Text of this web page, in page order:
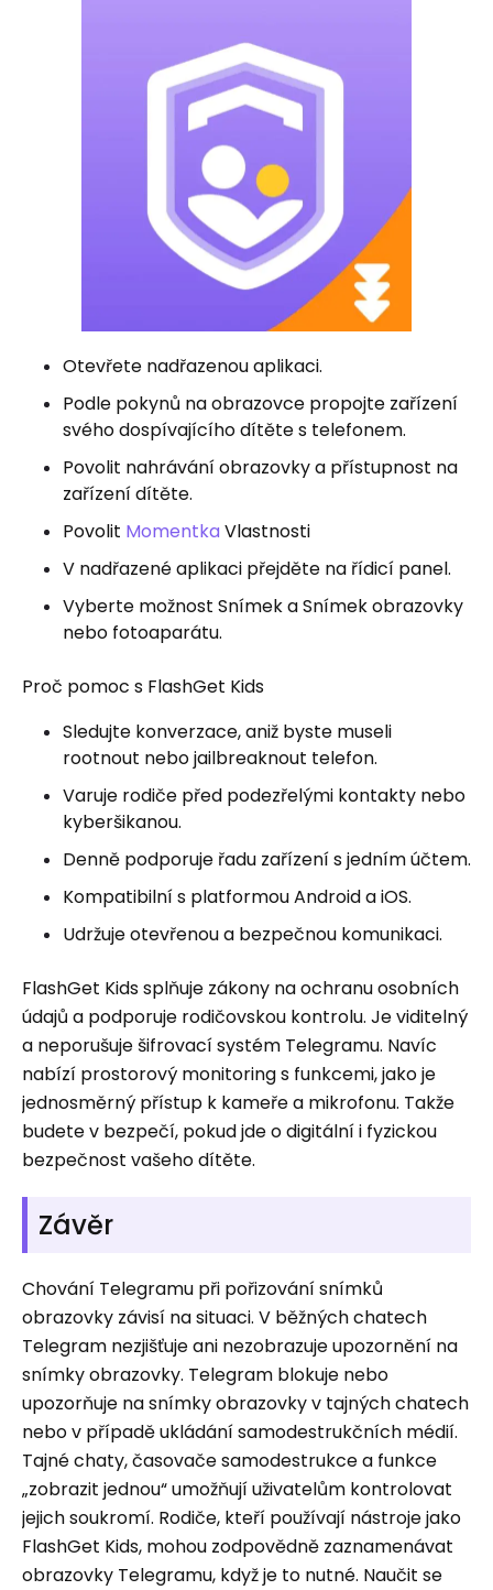
Otevřete nadřazenou aplikaci.
Podle pokynů na obrazovce propojte zařízení
svého dospívajícího dítěte s telefonem.
Povolit nahrávání obrazovky a přístupnost na
zařízení dítěte.
Povolit Momentka Vlastnosti
V nadřazené aplikaci přejděte na řídicí panel.
Vyberte možnost Snímek a Snímek obrazovky
nebo fotoaparátu.
Proč pomoc s FlashGet Kids
Sledujte konverzace, aniž byste museli
rootnout nebo jailbreaknout telefon.
Varuje rodiče před podezřelými kontakty nebo
kyberšikanou.
Denně podporuje řadu zařízení s jedním účtem.
Kompatibilní s platformou Android a iOS.
Udržuje otevřenou a bezpečnou komunikaci.
FlashGet Kids splňuje zákony na ochranu osobních
údajů a podporuje rodičovskou kontrolu. Je viditelný
a neporušuje šifrovací systém Telegramu. Navíc
nabízí prostorový monitoring s funkcemi, jako je
jednosměrný přístup k kameře a mikrofonu. Takže
budete v bezpečí, pokud jde o digitální i fyzickou
bezpečnost vašeho dítěte.
Závěr
Chování Telegramu při pořizování snímků
obrazovky závisí na situaci. V běžných chatech
Telegram nezjišťuje ani nezobrazuje upozornění na
snímky obrazovky. Telegram blokuje nebo
upozorňuje na snímky obrazovky v tajných chatech
nebo v případě ukládání samodestrukčních médií.
Tajné chaty, časovače samodestrukce a funkce
„zobrazit jednou“ umožňují uživatelům kontrolovat
jejich soukromí. Rodiče, kteří používají nástroje jako
FlashGet Kids, mohou zodpovědně zaznamenávat
obrazovky Telegramu, když je to nutné. Naučit se